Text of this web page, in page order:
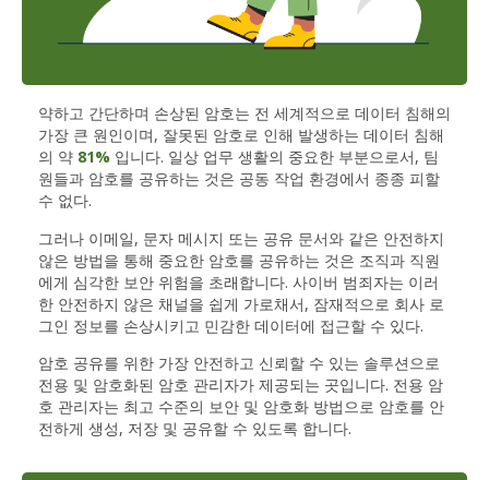
약하고 간단하며 손상된 암호는 전 세계적으로 데이터 침해의
가장 큰 원인이며, 잘못된 암호로 인해 발생하는 데이터 침해
의 약 81% 입니다. 일상 업무 생활의 중요한 부분으로서, 팀
원들과 암호를 공유하는 것은 공동 작업 환경에서 종종 피할
수 없다.
그러나 이메일, 문자 메시지 또는 공유 문서와 같은 안전하지
않은 방법을 통해 중요한 암호를 공유하는 것은 조직과 직원
에게 심각한 보안 위험을 초래합니다. 사이버 범죄자는 이러
한 안전하지 않은 채널을 쉽게 가로채서, 잠재적으로 회사 로
그인 정보를 손상시키고 민감한 데이터에 접근할 수 있다.
암호 공유를 위한 가장 안전하고 신뢰할 수 있는 솔루션으로
전용 및 암호화된 암호 관리자가 제공되는 곳입니다. 전용 암
호 관리자는 최고 수준의 보안 및 암호화 방법으로 암호를 안
전하게 생성, 저장 및 공유할 수 있도록 합니다.